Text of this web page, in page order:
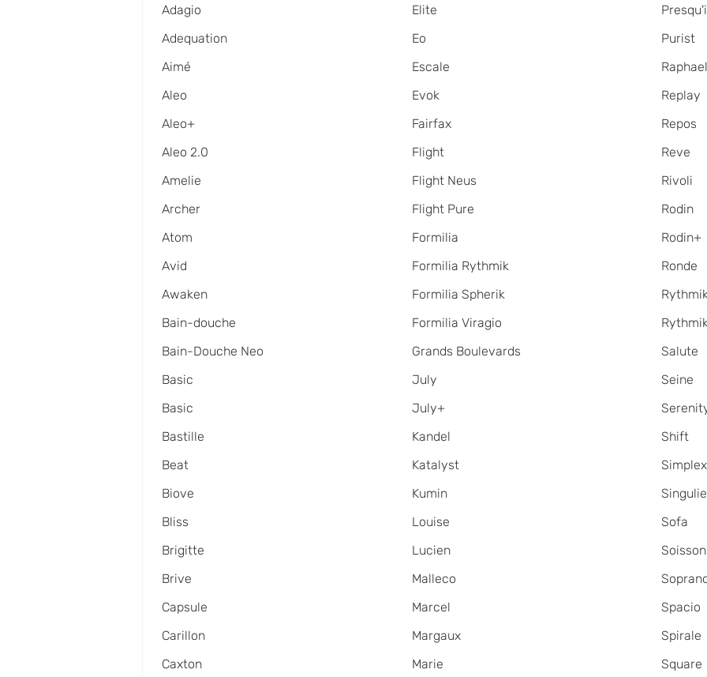
Adagio
Adequation
Aimé
Aleo
Aleo+
Aleo 2.0
Amelie
Archer
Atom
Avid
Awaken
Bain-douche
Bain-Douche Neo
Basic
Basic
Bastille
Beat
Biove
Bliss
Brigitte
Brive
Capsule
Carillon
Caxton
Elite
Eo
Escale
Evok
Fairfax
Flight
Flight Neus
Flight Pure
Formilia
Formilia Rythmik
Formilia Spherik
Formilia Viragio
Grands Boulevards
July
July+
Kandel
Katalyst
Kumin
Louise
Lucien
Malleco
Marcel
Margaux
Marie
Purist
Replay
Repos
Reve
Rivoli
Rodin
Rodin+
Ronde
Salute
Seine
Shift
Simplex
Sofa
Spacio
Spirale
Square